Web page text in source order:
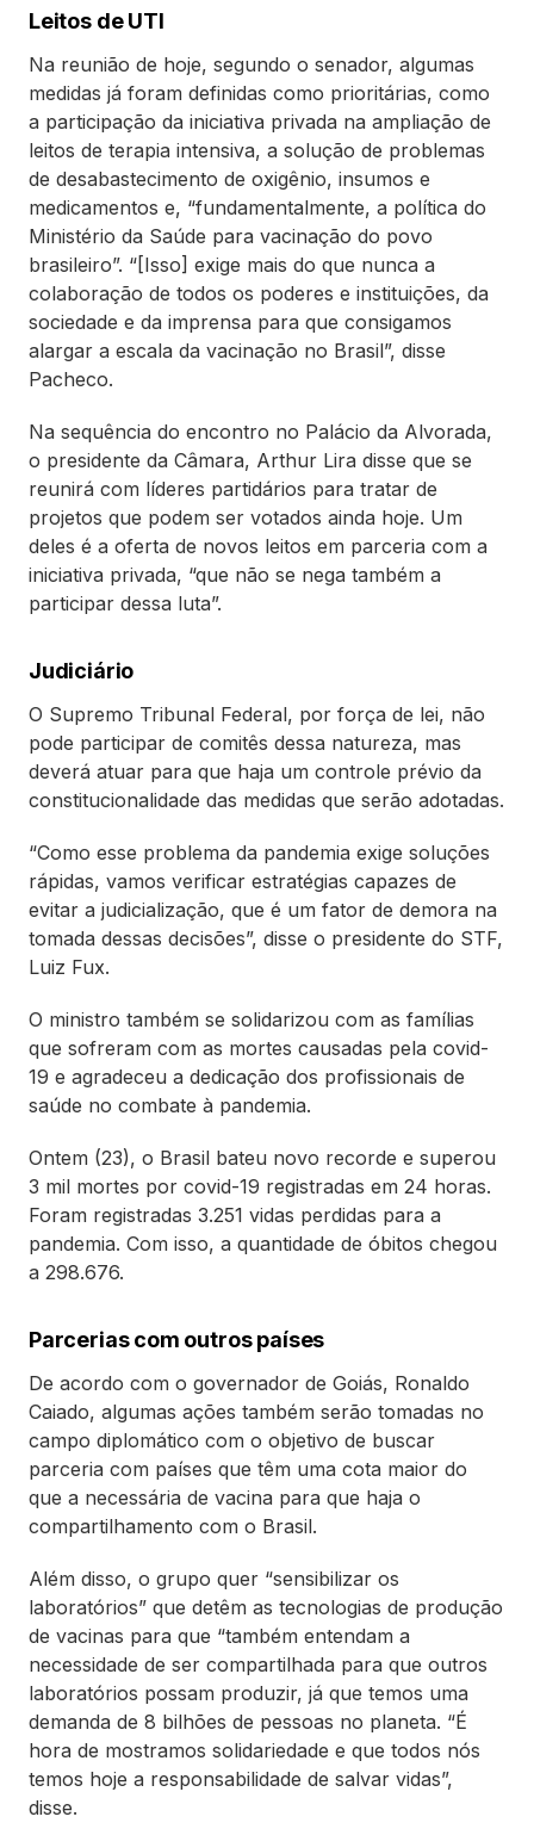
Leitos de UTI
Na reunião de hoje, segundo o senador, algumas
medidas já foram definidas como prioritárias, como
a participação da iniciativa privada na ampliação de
leitos de terapia intensiva, a solução de problemas
de desabastecimento de oxigênio, insumos e
medicamentos e, “fundamentalmente, a política do
Ministério da Saúde para vacinação do povo
brasileiro”. “[Isso] exige mais do que nunca a
colaboração de todos os poderes e instituições, da
sociedade e da imprensa para que consigamos
alargar a escala da vacinação no Brasil”, disse
Pacheco.
Na sequência do encontro no Palácio da Alvorada,
o presidente da Câmara, Arthur Lira disse que se
reunirá com líderes partidários para tratar de
projetos que podem ser votados ainda hoje. Um
deles é a oferta de novos leitos em parceria com a
iniciativa privada, “que não se nega também a
participar dessa luta”.
Judiciário
O Supremo Tribunal Federal, por força de lei, não
pode participar de comitês dessa natureza, mas
deverá atuar para que haja um controle prévio da
constitucionalidade das medidas que serão adotadas.
“Como esse problema da pandemia exige soluções
rápidas, vamos verificar estratégias capazes de
evitar a judicialização, que é um fator de demora na
tomada dessas decisões”, disse o presidente do STF,
Luiz Fux.
O ministro também se solidarizou com as famílias
que sofreram com as mortes causadas pela covid-
19 e agradeceu a dedicação dos profissionais de
saúde no combate à pandemia.
Ontem (23), o Brasil bateu novo recorde e superou
3 mil mortes por covid-19 registradas em 24 horas.
Foram registradas 3.251 vidas perdidas para a
pandemia. Com isso, a quantidade de óbitos chegou
a 298.676.
Parcerias com outros países
De acordo com o governador de Goiás, Ronaldo
Caiado, algumas ações também serão tomadas no
campo diplomático com o objetivo de buscar
parceria com países que têm uma cota maior do
que a necessária de vacina para que haja o
compartilhamento com o Brasil.
Além disso, o grupo quer “sensibilizar os
laboratórios” que detêm as tecnologias de produção
de vacinas para que “também entendam a
necessidade de ser compartilhada para que outros
laboratórios possam produzir, já que temos uma
demanda de 8 bilhões de pessoas no planeta. “É
hora de mostramos solidariedade e que todos nós
temos hoje a responsabilidade de salvar vidas”,
disse.